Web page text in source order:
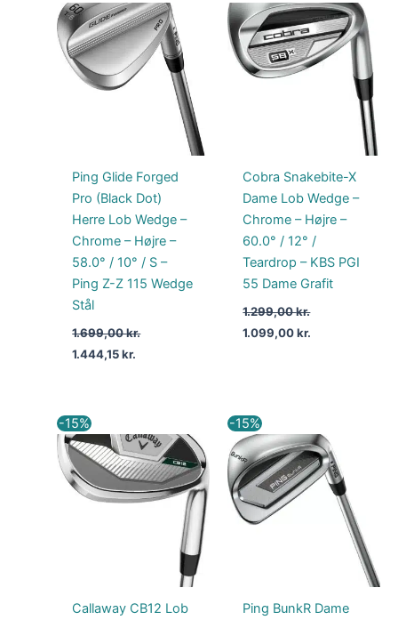
Ping Glide Forged
Pro (Black Dot)
Herre Lob Wedge –
Chrome – Højre –
58.0° / 10° / S –
Ping Z-Z 115 Wedge
Stål
1.699,00kr.
pris
var:
1.699,00 kr..
1.444,15kr.
pris
er:
1.444,15 kr..
Cobra Snakebite-X
Dame Lob Wedge –
Chrome – Højre –
60.0° / 12° /
Teardrop – KBS PGI
55 Dame Grafit
1.299,00kr.
pris
var:
1.299,00 kr..
1.099,00kr.
pris
er:
1.099,00 kr..
-15%
Callaway CB12 Lob
Den
oprindelige
pris
var:
1.199,00 kr..
aktuelle
pris
er:
1.019,15 kr..
-15%
Ping BunkR Dame
Den
oprindelige
pris
var:
1.675,00 kr..
aktuelle
pris
er:
1.423,75 kr..